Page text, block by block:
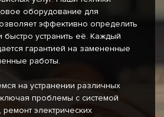
оборудование для
эффективно определить
быстро устранить её. Каждый
гарантией на замененные
работы.
на устранении различных
проблемы с системой
электрических